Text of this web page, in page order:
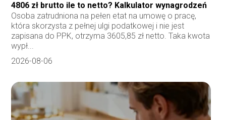
4806 zł brutto ile to netto? Kalkulator wynagrodzeń
Osoba zatrudniona na pełen etat na umowę o pracę,
która skorzysta z pełnej ulgi podatkowej i nie jest
zapisana do PPK, otrzyma 3605,85 zł netto. Taka kwota
wypł...
2026-08-06